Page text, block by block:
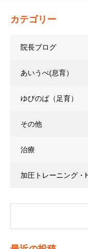
カテゴリー
院長ブログ
あいうべ(息育）
ゆびのば（足育）
その他
治療
加圧トレーニング・